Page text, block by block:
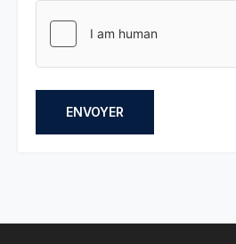
ENVOYER